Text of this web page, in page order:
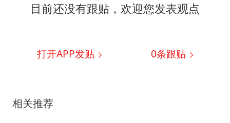
目前还没有跟贴，欢迎您发表观点
打开APP发贴 0条跟贴
相关推荐